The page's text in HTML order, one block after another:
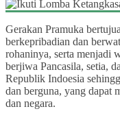
Gerakan Pramuka
berkepribadian dan
rohaninya, serta menjadi
berjiwa Pancasila, setia,
Republik Indoesia
dan berguna, yang dapat
dan negara.